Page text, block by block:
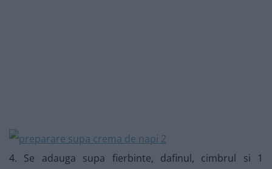
4. Se adauga supa fierbinte, dafinul, cimbrul si 1